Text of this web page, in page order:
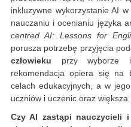
inkluzywne wykorzystanie AI
nauczaniu i ocenianiu języka
centred AI: Lessons for
porusza potrzebę przyjęcia
człowieku przy wyborze i
rekomendacja opiera się na
celach edukacyjnych, a w
uczniów i uczenic oraz większa
Czy AI zastąpi nauczycieli